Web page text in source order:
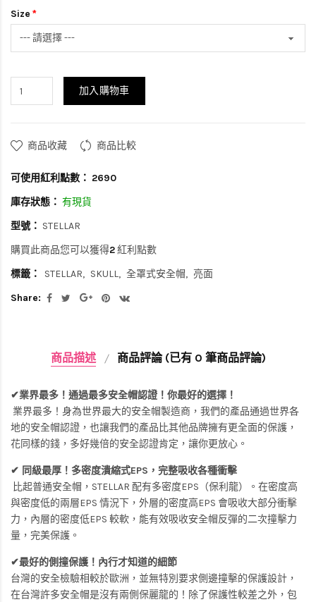
Size
加入購物車
商品收藏 商品比較
可使用紅利點數： 2690
庫存狀態： 有現貨
型號： STELLAR
購買此商品您可以獲得2紅利點數
標籤：
STELLAR SKULL 全罩式安全帽
亮面
Share:
商品描述 商品評論 (已有 0 筆商品評論)
✔業界最多！通過最多安全帽認證！你最好的選擇！
業界最多！身為世界最大的安全帽製造商，我們的產品通過世界各
地的安全帽認證，也讓我們的產品比其他品牌擁有更全面的保護，
花同樣的錢，多好幾倍的安全認證肯定，讓你更放心。
✔ 同級最厚！多密度潰縮式EPS，完整吸收各種衝擊
比起普通安全帽，STELLAR 配有多密度EPS（保利龍）。在密度高
與密度低的兩層EPS 情況下，外層的密度高EPS 會吸收大部分衝擊
力，內層的密度低EPS 較軟，能有效吸收安全帽反彈的二次撞擊力
量，完美保護。
✔最好的側撞保護！內行才知道的細節
台灣的安全檢驗相較於歐洲，並無特別要求側邊撞擊的保護設計，
在台灣許多安全帽是沒有兩側保麗龍的！除了保護性較差之外，包